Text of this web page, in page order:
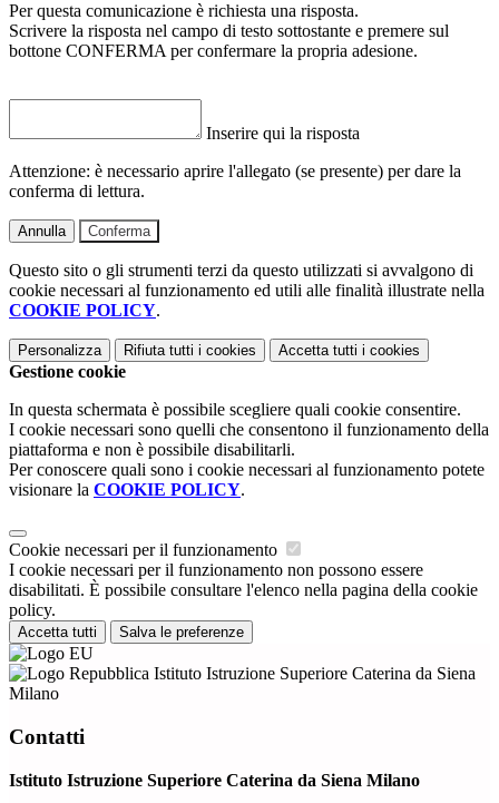
Per questa comunicazione è richiesta una risposta.
Scrivere la risposta nel campo di testo sottostante e premere sul
bottone CONFERMA per confermare la propria adesione.
Inserire qui la risposta
Attenzione: è necessario aprire l'allegato (se presente) per dare la
conferma di lettura.
Annulla Conferma
Questo sito o gli strumenti terzi da questo utilizzati si avvalgono di
cookie necessari al funzionamento ed utili alle finalità illustrate nella
COOKIE POLICY.
Personalizza Rifiuta tutti i cookies Accetta tutti i cookies
Gestione cookie
In questa schermata è possibile scegliere quali cookie consentire.
I cookie necessari sono quelli che consentono il funzionamento della
piattaforma e non è possibile disabilitarli.
Per conoscere quali sono i cookie necessari al funzionamento potete
visionare la COOKIE POLICY.
Cookie necessari per il funzionamento
I cookie necessari per il funzionamento non possono essere
disabilitati. È possibile consultare l'elenco nella pagina della cookie
policy.
Accetta tutti Salva le preferenze
Istituto Istruzione Superiore Caterina da Siena
Milano
Contatti
Istituto Istruzione Superiore Caterina da Siena Milano